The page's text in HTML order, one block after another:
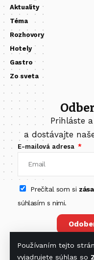
Používaním tejto
vyjadrujete súhlas so
Aktuality
Téma
Rozhovory
Hotely
Gastro
Zo sveta
Prihláste
a dostávajte
E-mailová adresa
Prečítal som si
súhlasím s nimi.